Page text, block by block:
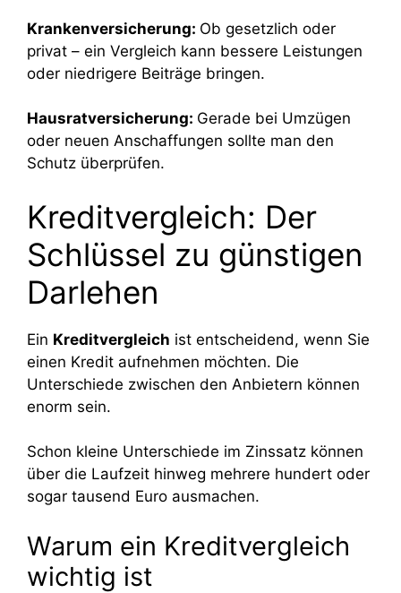
Krankenversicherung: Ob gesetzlich oder
privat – ein Vergleich kann bessere Leistungen
oder niedrigere Beiträge bringen.
Hausratversicherung: Gerade bei Umzügen
oder neuen Anschaffungen sollte man den
Schutz überprüfen.
Kreditvergleich: Der
Schlüssel zu günstigen
Darlehen
Ein Kreditvergleich ist entscheidend, wenn Sie
einen Kredit aufnehmen möchten. Die
Unterschiede zwischen den Anbietern können
enorm sein.
Schon kleine Unterschiede im Zinssatz können
über die Laufzeit hinweg mehrere hundert oder
sogar tausend Euro ausmachen.
Warum ein Kreditvergleich
wichtig ist